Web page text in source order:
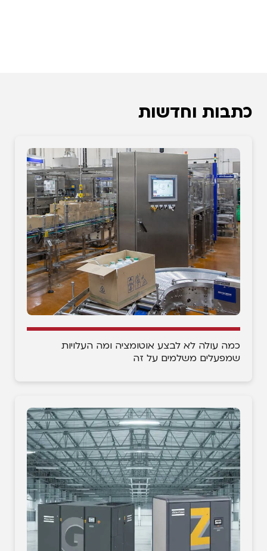
כתבות וחדשות
כמה עולה לא לבצע אוטומציה ומה העלויות
שמפעלים משלמים על זה